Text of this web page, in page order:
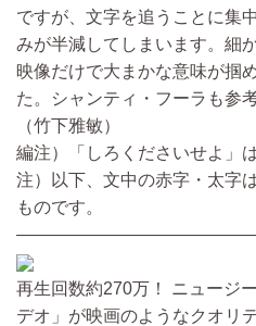
ですが、文字を追うことに集
みが半減してしまいます。細
映像だけで大まかな意味が掴
た。シャンティ・フーラも参
（竹下雅敏）
編注）「しろくださいせよ」
注）以下、文中の赤字・太字
ものです。
再生回数約270万！ ニュージ
デオ」が映画のようなクオリ